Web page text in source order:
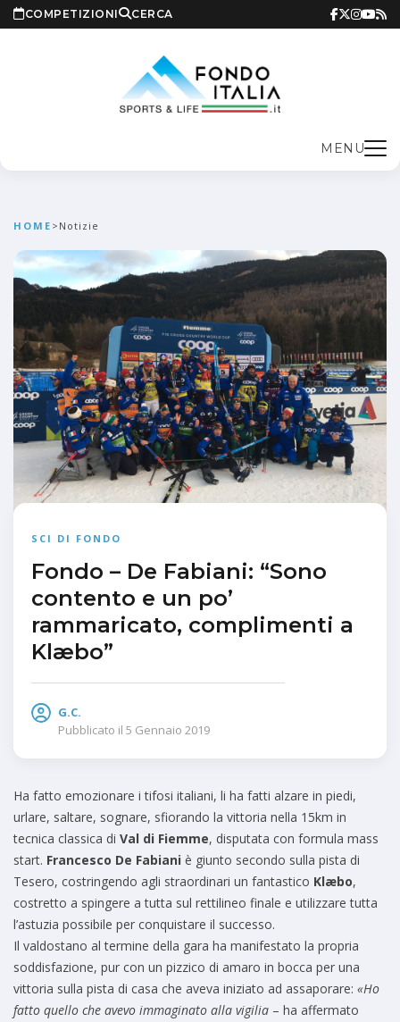
COMPETIZIONI CERCA
MENU
HOME > Notizie
SCI DI FONDO
Fondo – De Fabiani: “Sono
contento e un po’
rammaricato, complimenti a
Klæbo”
G.C.
Pubblicato il 5 Gennaio 2019
Ha fatto emozionare i tifosi italiani, li ha fatti alzare in piedi,
urlare, saltare, sognare, sfiorando la vittoria nella 15km in
tecnica classica di Val di Fiemme, disputata con formula mass
start. Francesco De Fabiani è giunto secondo sulla pista di
Tesero, costringendo agli straordinari un fantastico Klæbo,
costretto a spingere a tutta sul rettilineo finale e utilizzare tutta
l’astuzia possibile per conquistare il successo.
Il valdostano al termine della gara ha manifestato la propria
soddisfazione, pur con un pizzico di amaro in bocca per una
vittoria sulla pista di casa che aveva iniziato ad assaporare: «Ho
fatto quello che avevo immaginato alla vigilia – ha affermato